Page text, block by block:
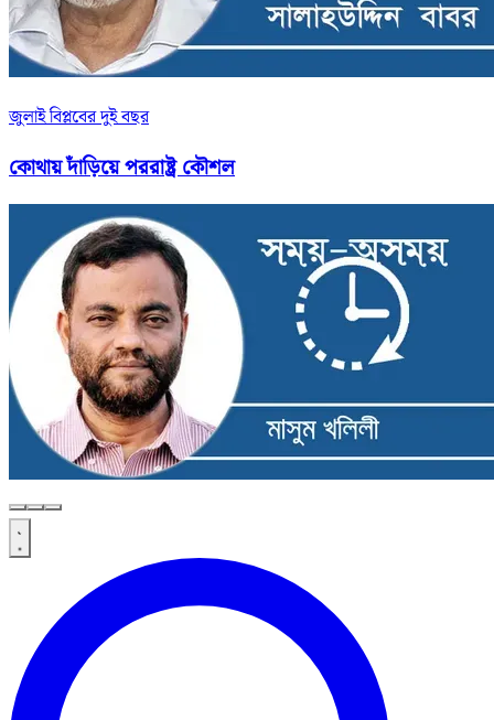
জুলাই বিপ্লবের দুই বছর
কোথায় দাঁড়িয়ে পররাষ্ট্র কৌশল